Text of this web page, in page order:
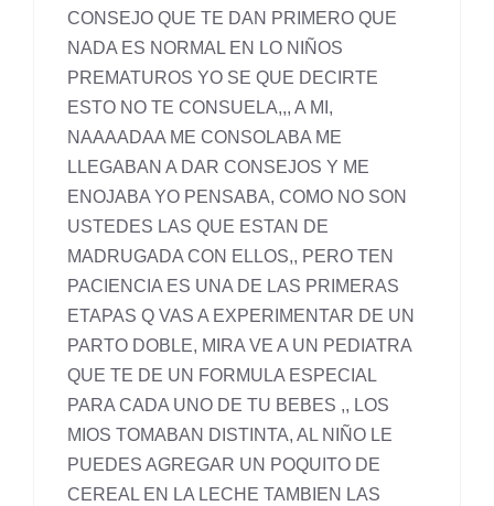
CONSEJO QUE TE DAN PRIMERO QUE
NADA ES NORMAL EN LO NIÑOS
PREMATUROS YO SE QUE DECIRTE
ESTO NO TE CONSUELA,,, A MI,
NAAAADAA ME CONSOLABA ME
LLEGABAN A DAR CONSEJOS Y ME
ENOJABA YO PENSABA, COMO NO SON
USTEDES LAS QUE ESTAN DE
MADRUGADA CON ELLOS,, PERO TEN
PACIENCIA ES UNA DE LAS PRIMERAS
ETAPAS Q VAS A EXPERIMENTAR DE UN
PARTO DOBLE, MIRA VE A UN PEDIATRA
QUE TE DE UN FORMULA ESPECIAL
PARA CADA UNO DE TU BEBES ,, LOS
MIOS TOMABAN DISTINTA, AL NIÑO LE
PUEDES AGREGAR UN POQUITO DE
CEREAL EN LA LECHE TAMBIEN LAS